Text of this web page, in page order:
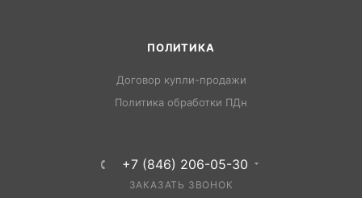
ПОЛИТИКА
Договор купли-продажи
Политика обработки ПДн
+7 (846) 206-05-30
ЗАКАЗАТЬ ЗВОНОК